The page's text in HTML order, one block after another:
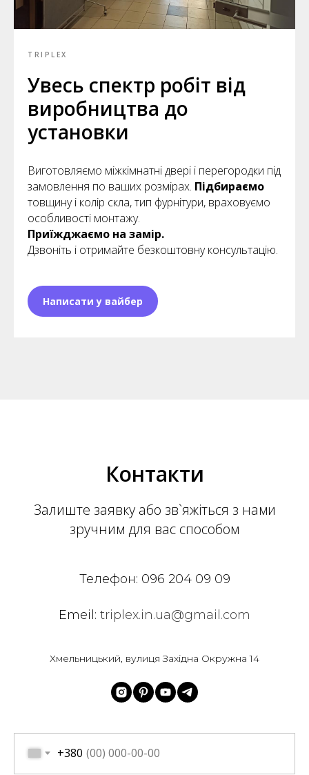
TRIPLEX
Увесь спектр робіт від
виробництва до
установки
Виготовляємо міжкімнатні двері і перегородки під
замовлення по ваших розмірах. Підбираємо
товщину і колір скла, тип фурнітури, враховуємо
особливості монтажу.
Приїжджаємо на замір.
Дзвоніть і отримайте безкоштовну консультацію.
Написати у вайбер
Контакти
Залиште заявку або зв`яжіться з нами
зручним для вас способом
Телефон: 096 204 09 09
Emeil: triplex.in.ua@gmail.com
Хмельницький, вулиця Західна Окружна 14
+380